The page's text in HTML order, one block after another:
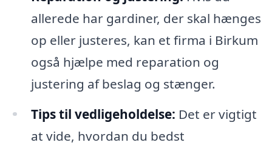
allerede har gardiner, der skal hænges
op eller justeres, kan et firma i Birkum
også hjælpe med reparation og
justering af beslag og stænger.
Tips til vedligeholdelse: Det er vigtigt
at vide, hvordan du bedst